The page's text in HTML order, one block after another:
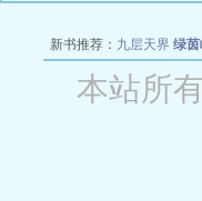
新书推荐： 九层天界 绿
战争天堂 混元道纪
本站所